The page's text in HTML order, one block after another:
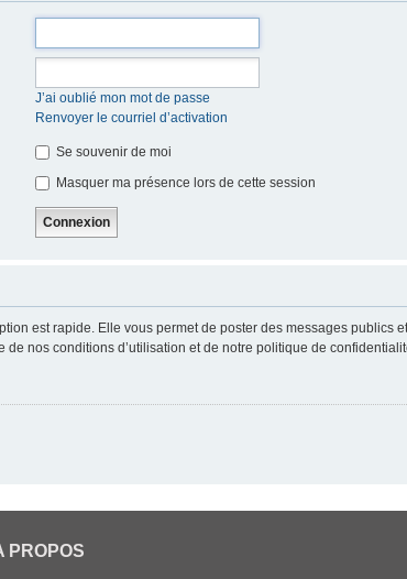
J’ai oublié mon mot de passe
Renvoyer le courriel d’activation
Se souvenir de moi
Masquer ma présence lors de cette session
est rapide. Elle vous permet de poster des messages publics
nos conditions d’utilisation et de notre politique de
PROPOS